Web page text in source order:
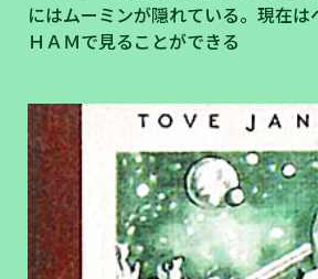
にはムーミンが隠れている。現在は
ＨＡＭで見ることができる